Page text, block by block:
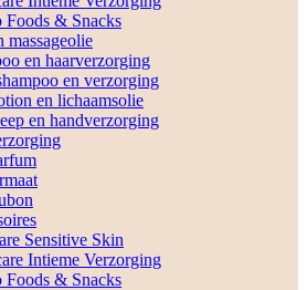
Foods & Snacks
massageolie
en haarverzorging
en verzorging
en lichaamsolie
en handverzorging
Sensitive Skin
Intieme Verzorging
Foods & Snacks